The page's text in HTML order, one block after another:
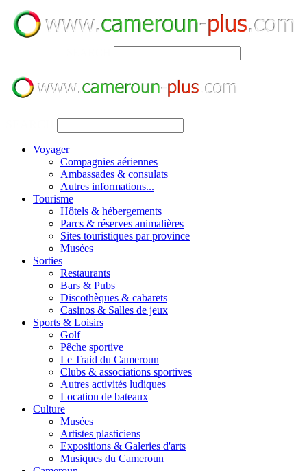
Voyager
Compagnies aériennes
Ambassades & consulats
Autres informations...
Tourisme
Hôtels & hébergements
Parcs & réserves animalières
Sites touristiques par province
Musées
Sorties
Restaurants
Bars & Pubs
Discothèques & cabarets
Casinos & Salles de jeux
Sports & Loisirs
Golf
Pêche sportive
Le Traid du Cameroun
Clubs & associations sportives
Autres activités ludiques
Location de bateaux
Culture
Musées
Artistes plasticiens
Expositions & Galeries d'arts
Musiques du Cameroun